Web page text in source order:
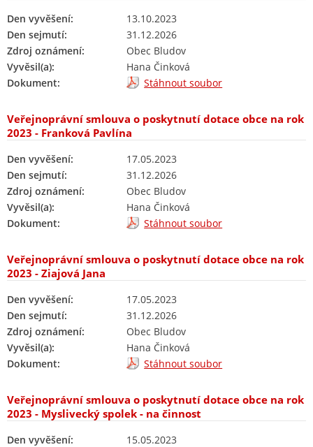
Den vyvěšení:
13.10.2023
Den sejmutí:
31.12.2026
Zdroj oznámení:
Obec Bludov
Vyvěsil(a):
Hana Činková
Dokument:
Stáhnout soubor
Veřejnoprávní smlouva o poskytnutí dotace obce na rok
2023 - Franková Pavlína
Den vyvěšení:
17.05.2023
Den sejmutí:
31.12.2026
Zdroj oznámení:
Obec Bludov
Vyvěsil(a):
Hana Činková
Dokument:
Stáhnout soubor
Veřejnoprávní smlouva o poskytnutí dotace obce na rok
2023 - Ziajová Jana
Den vyvěšení:
17.05.2023
Den sejmutí:
31.12.2026
Zdroj oznámení:
Obec Bludov
Vyvěsil(a):
Hana Činková
Dokument:
Stáhnout soubor
Veřejnoprávní smlouva o poskytnutí dotace obce na rok
2023 - Myslivecký spolek - na činnost
Den vyvěšení:
15.05.2023